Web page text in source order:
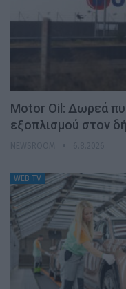
Motor Oil: Δωρεά
εξοπλισμού στον
WEB TV